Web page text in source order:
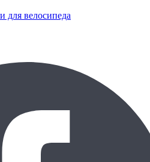
для велосипеда